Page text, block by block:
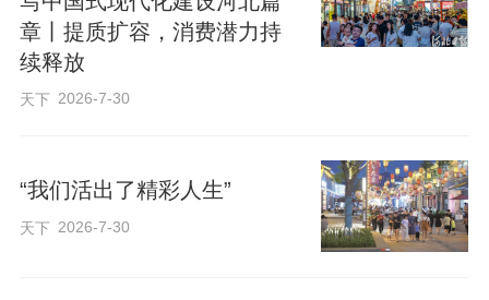
章丨提质扩容，消费潜力持
续释放
天下 2026-7-30
“我们活出了精彩人生”
天下 2026-7-30